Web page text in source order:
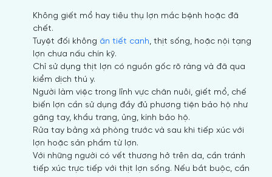
Không giết mổ hay tiêu thụ lợn mắc bệnh hoặc đã
chết.
Tuyệt đối không ăn tiết canh, thịt sống, hoặc nội tạng
lợn chưa nấu chín kỹ.
Chỉ sử dụng thịt lợn có nguồn gốc rõ ràng và đã qua
kiểm dịch thú y.
Người làm việc trong lĩnh vực chăn nuôi, giết mổ, chế
biến lợn cần sử dụng đầy đủ phương tiện bảo hộ như
găng tay, khẩu trang, ủng, kính bảo hộ.
Rửa tay bằng xà phòng trước và sau khi tiếp xúc với
lợn hoặc sản phẩm từ lợn.
Với những người có vết thương hở trên da, cần tránh
tiếp xúc trực tiếp với thịt lợn sống. Nếu bắt buộc, cần